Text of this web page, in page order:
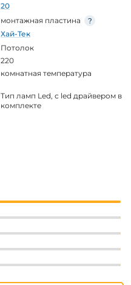
20
монтажная пластина
Хай-Тек
Потолок
220
комнатная температура
Тип ламп Led, с led драйвером в
комплекте